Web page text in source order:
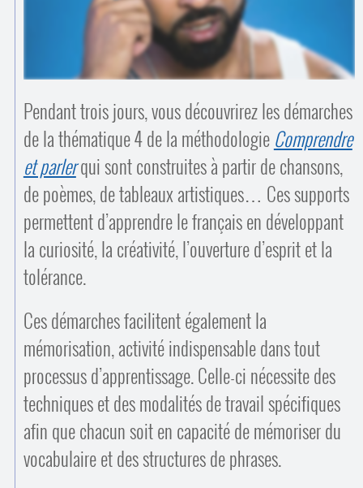
Pendant trois jours, vous découvrirez les démarches
de la thématique 4 de la méthodologie Comprendre
et parlerqui sont construites à partir de chansons,
de poèmes, de tableaux artistiques… Ces supports
permettent d’apprendre le français en développant
la curiosité, la créativité, l’ouverture d’esprit et la
tolérance.
Ces démarches facilitent également la
mémorisation, activité indispensable dans tout
processus d’apprentissage. Celle-ci nécessite des
techniques et des modalités de travail spécifiques
afin que chacun soit en capacité de mémoriser du
vocabulaire et des structures de phrases.